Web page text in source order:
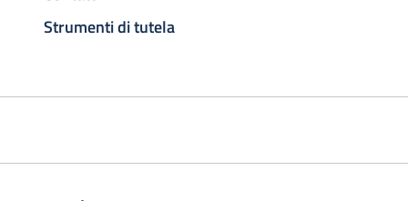
Strumenti di tutela